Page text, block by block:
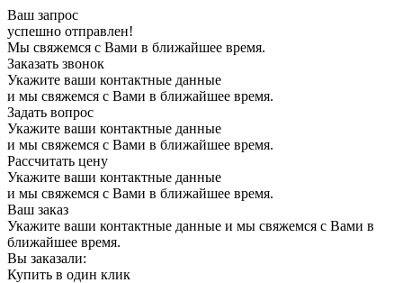
Ваш запрос
успешно отправлен!
Мы свяжемся с Вами в ближайшее время.
Заказать звонок
Укажите ваши контактные данные
и мы свяжемся с Вами в ближайшее время.
Задать вопрос
Укажите ваши контактные данные
и мы свяжемся с Вами в ближайшее время.
Рассчитать цену
Укажите ваши контактные данные
и мы свяжемся с Вами в ближайшее время.
Ваш заказ
Укажите ваши контактные данные и мы свяжемся с Вами в
ближайшее время.
Вы заказали:
Купить в один клик